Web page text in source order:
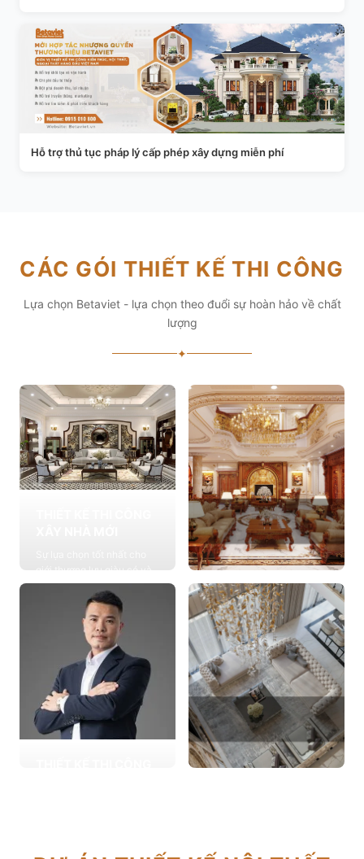
Hỗ trợ thủ tục pháp lý cấp phép xây dựng miễn phí
CÁC GÓI THIẾT KẾ THI CÔNG
Lựa chọn Betaviet - lựa chọn theo đuổi sự hoàn hảo về chất
lượng
✦
giới thượng lưu giàu có và
đẳng cấp, cung cấp các
giải pháp thiết kế chuyên
Xem chi tiết
THIẾT KẾ THI CÔNG
NỘI THẤT
Cung cấp các giải pháp
theo phong cách sống với
thiết kế nội thất thông minh
mang tính thẩm mỹ cao
Xem chi tiết
lựa chọn từ các gia đình